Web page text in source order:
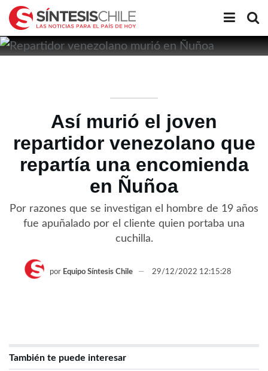
Así murió el joven
repartidor venezolano que
repartía una encomienda
en Ñuñoa
Por razones que se investigan el hombre de 19 años
fue apuñalado por el cliente quien portaba una
cuchilla.
por Equipo Síntesis Chile 29/12/2022 12:15:28
También te puede interesar